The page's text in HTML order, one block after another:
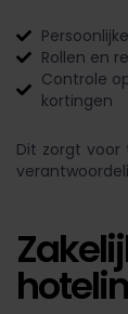
Rollen en
Controle
kortingen
Dit zorgt voor